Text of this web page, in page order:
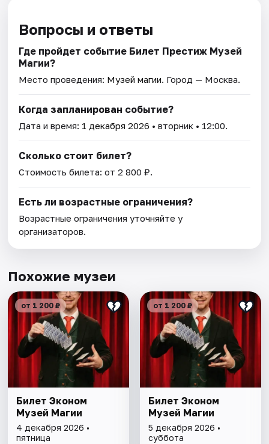
Вопросы и ответы
Где пройдет событие Билет Престиж Музей
Магии?
Место проведения: Музей магии. Город — Москва.
Когда запланирован событие?
Дата и время: 1 декабря 2026 • вторник • 12:00.
Сколько стоит билет?
Стоимость билета: от 2 800 ₽.
Есть ли возрастные ограничения?
Возрастные ограничения уточняйте у
организаторов.
Похожие музеи
от 1 200 ₽
Билет Эконом
Музей Магии
4 декабря 2026 •
пятница
от 1 200 ₽
Билет Эконом
Музей Магии
5 декабря 2026 •
суббота